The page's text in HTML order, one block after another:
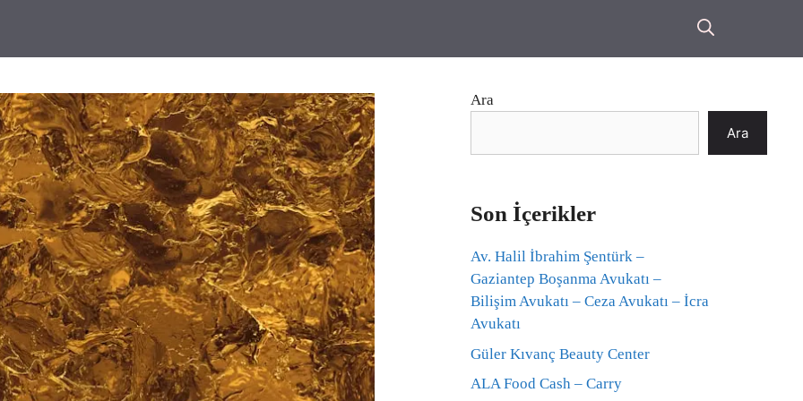
Ara
Ara
Son İçerikler
Av. Halil İbrahim Şentürk –
Gaziantep Boşanma Avukatı –
Bilişim Avukatı – Ceza Avukatı – İcra
Avukatı
Güler Kıvanç Beauty Center
ALA Food Cash – Carry